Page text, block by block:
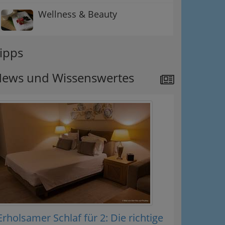
Wellness & Beauty
und Wissenswertes
Schlaf für 2: Die richtige